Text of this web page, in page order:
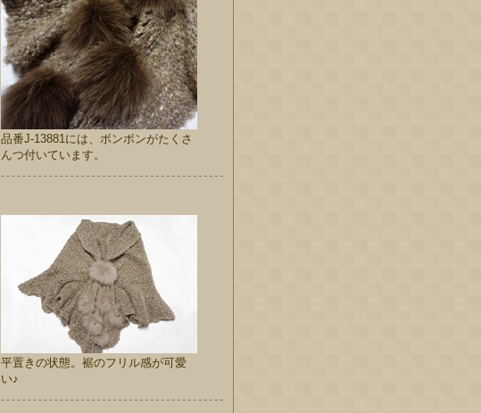
品番J-13881には、ボンボンがたくさ
んつ付いています。
平置きの状態。裾のフリル感が可愛
い♪